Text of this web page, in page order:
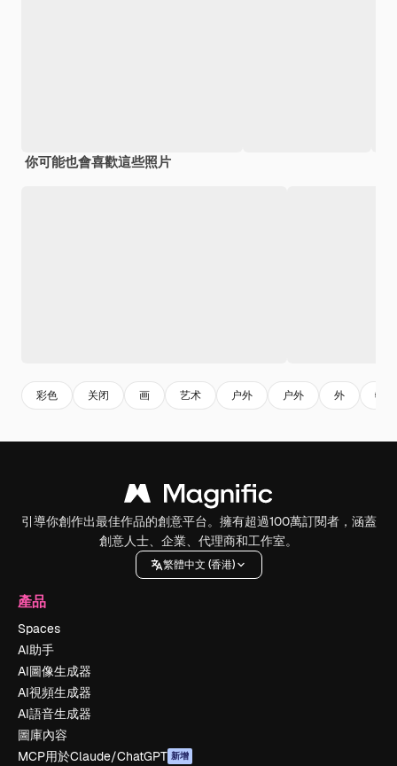
你可能也會喜歡這些照片
彩色 关闭 画 艺术 户外 户外 外 物料
引導你創作出最佳作品的創意平台。擁有超過100萬訂閱者，涵蓋
創意人士、企業、代理商和工作室。
繁體中文 (香港)
產品
Spaces
AI助手
AI圖像生成器
AI視頻生成器
AI語音生成器
圖庫內容
MCP用於Claude/ChatGPT 新增